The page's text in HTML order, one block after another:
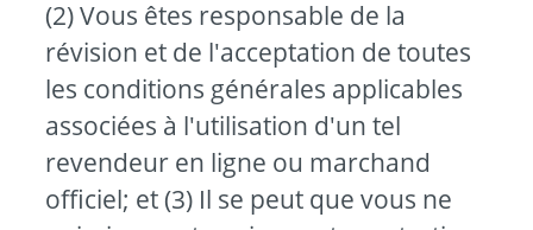
(2) Vous êtes responsable de la
révision et de l'acceptation de toutes
les conditions générales applicables
associées à l'utilisation d'un tel
revendeur en ligne ou marchand
officiel; et (3) Il se peut que vous ne